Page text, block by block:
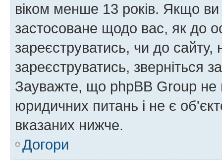
віком менше 13 років. Якщо
застосоване щодо вас, як до
зареєструватись, чи до
зареєструватись, зверніться
Зауважте, що phpBB Group не
юридичних питань і не є
вказаних нижче.
Догори